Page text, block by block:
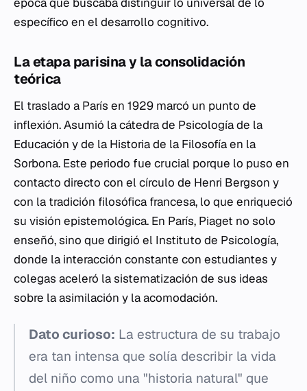
específico en el desarrollo cognitivo.
La etapa parisina y la consolidación
teórica
El traslado a París en 1929 marcó un punto de
inflexión. Asumió la cátedra de Psicología de la
Educación y de la Historia de la Filosofía en la
Sorbona. Este periodo fue crucial porque lo puso en
contacto directo con el círculo de Henri Bergson y
con la tradición filosófica francesa, lo que enriqueció
su visión epistemológica. En París, Piaget no solo
enseñó, sino que dirigió el Instituto de Psicología,
donde la interacción constante con estudiantes y
colegas aceleró la sistematización de sus ideas
sobre la asimilación y la acomodación.
Dato curioso: La estructura de su trabajo
era tan intensa que solía describir la vida
del niño como una "historia natural" que